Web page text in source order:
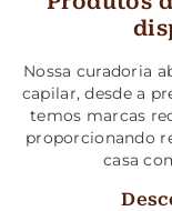
Nossa curadoria
capilar, desde a
temos marcas
proporcionando
casa